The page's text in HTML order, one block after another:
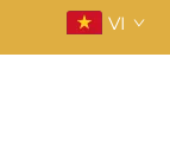
VI